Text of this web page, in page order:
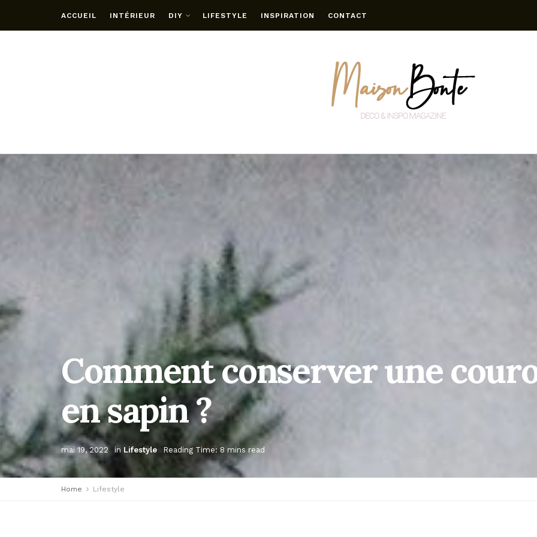
ACCUEIL INTÉRIEUR DIY LIFESTYLE INSPIRATION CONTACT
Comment conserver une
en sapin ?
mai 19, 2022 in Lifestyle Reading Time: 8 mins read
Home Lifestyle